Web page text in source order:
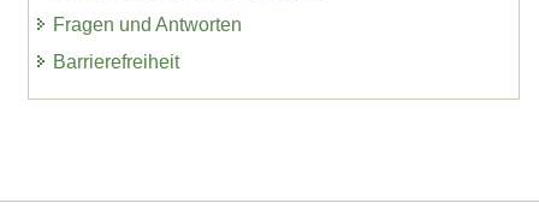
Fragen und Antworten
Barrierefreiheit